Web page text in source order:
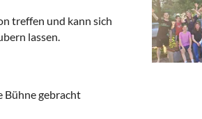
treffen und kann sich
lassen.
Bühne gebracht